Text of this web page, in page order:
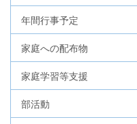
年間行事予定
家庭への配布物
家庭学習等支援
部活動